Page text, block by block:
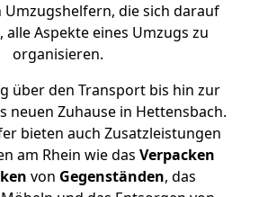
die sich darauf
alle Aspekte eines Umzugs zu
organisieren.
über den Transport bis hin zur
neuen Zuhause in Hettensbach.
bieten auch Zusatzleistungen
am Rhein wie das Verpacken
von Gegenständen, das